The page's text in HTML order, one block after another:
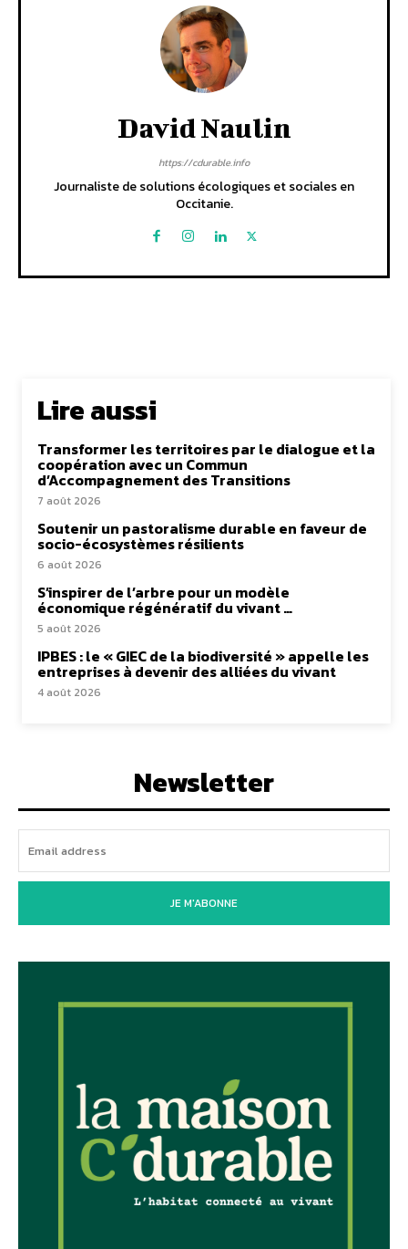
David Naulin
https://cdurable.info
Journaliste de solutions écologiques et sociales en
Occitanie.
Lire aussi
Transformer les territoires par le dialogue et la
coopération avec un Commun
d’Accompagnement des Transitions
7 août 2026
Soutenir un pastoralisme durable en faveur de
socio-écosystèmes résilients
6 août 2026
S’inspirer de l’arbre pour un modèle
économique régénératif du vivant …
5 août 2026
IPBES : le « GIEC de la biodiversité » appelle les
entreprises à devenir des alliées du vivant
4 août 2026
Newsletter
JE M'ABONNE